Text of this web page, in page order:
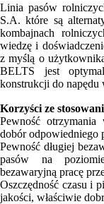
Linia pasów
S.A. które są
kombajnach
wiedzę i
z myślą o
BELTS jest
konstrukcji do napędu
Korzyści ze
Pewność otrzymania
dobór odpowiedniego
Pewność długiej
pasów na
bezawaryjną pracę
Oszczędność czasu i
jakości, właściwie